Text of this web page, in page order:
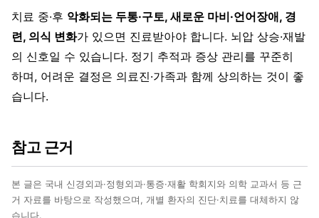
치료 중·후 악화되는 두통·구토, 새로운 마비·언어장애, 경
련, 의식 변화가 있으면 진료받아야 합니다. 뇌압 상승·재발
의 신호일 수 있습니다. 정기 추적과 증상 관리를 꾸준히
하며, 어려운 결정은 의료진·가족과 함께 상의하는 것이 좋
습니다.
참고 근거
본 글은 국내 신경외과·정형외과·통증·재활 학회지와 의학 교과서 등 근
거 자료를 바탕으로 작성했으며, 개별 환자의 진단·치료를 대체하지 않
습니다.